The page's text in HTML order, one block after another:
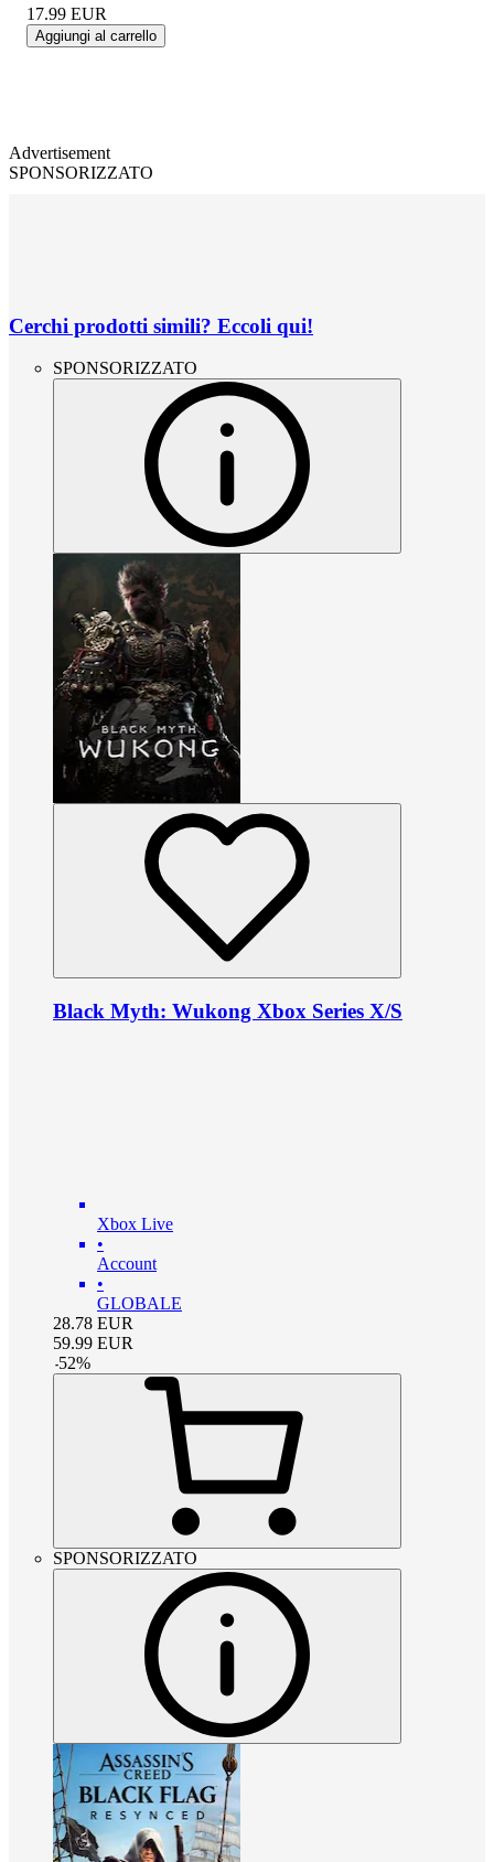
17.99 EUR
Aggiungi al carrello
Advertisement
SPONSORIZZATO
Cerchi prodotti simili? Eccoli qui!
SPONSORIZZATO
Black Myth: Wukong Xbox Series X/S
Xbox Live
•
Account
•
GLOBALE
28.78 EUR
59.99 EUR
-52%
SPONSORIZZATO